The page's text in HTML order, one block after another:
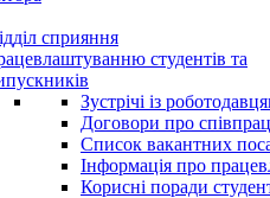
сприяння
студентів та
Зустрічі із
Договори про
Список вакантних
Інформація про
Корисні поради